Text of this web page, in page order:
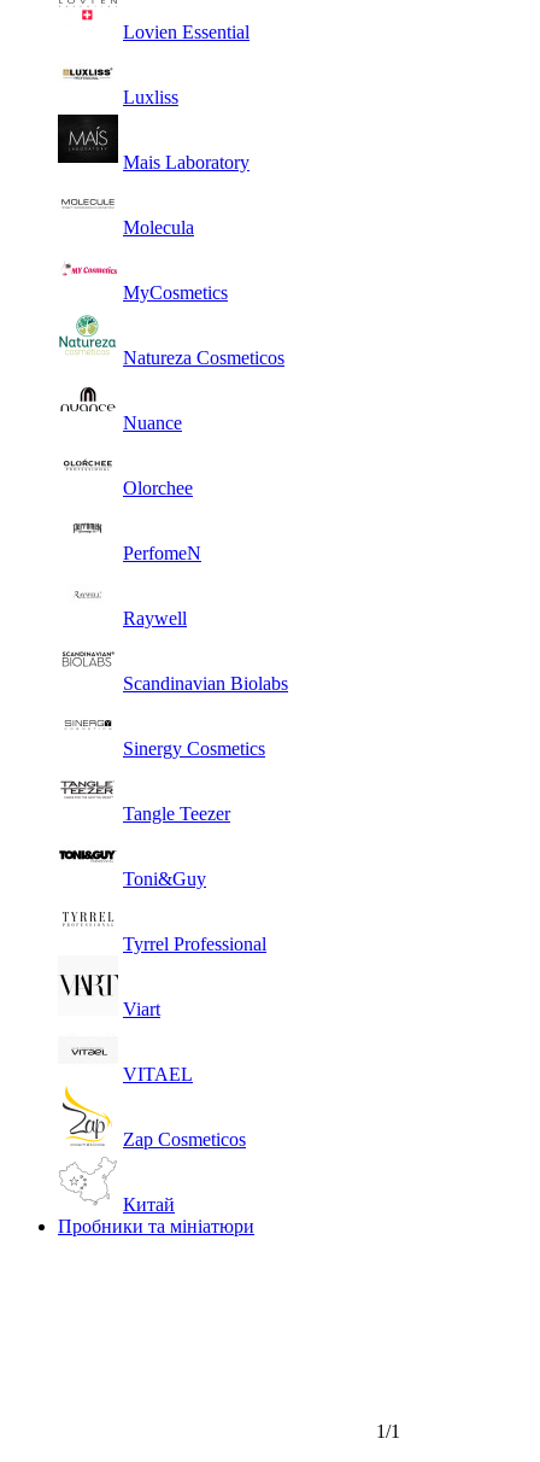
Lovien Essential
Luxliss
Mais Laboratory
Molecula
MyCosmetics
Natureza Cosmeticos
Nuance
Olorchee
PerfomeN
Raywell
Scandinavian Biolabs
Sinergy Cosmetics
Tangle Teezer
Toni&Guy
Tyrrel Professional
Viart
VITAEL
Zap Cosmeticos
Китай
Пробники та мініатюри
1/1